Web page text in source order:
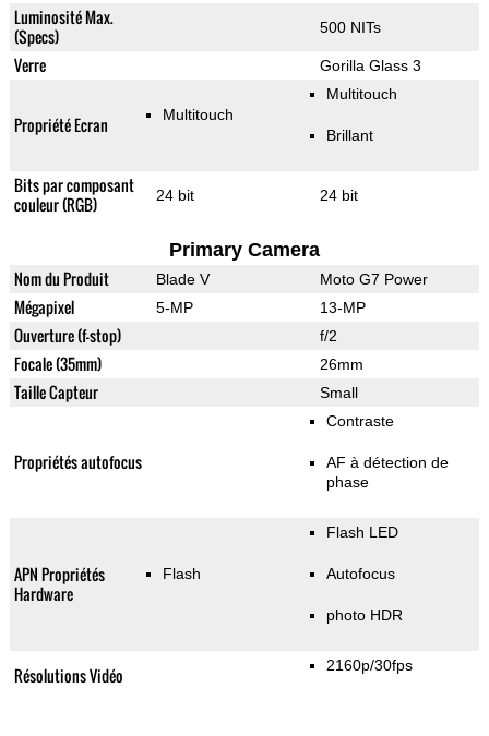
Luminosité Max.
(Specs)
500 NITs
Verre Gorilla Glass 3
Propriété Ecran Multitouch
Multitouch
Brillant
Bits par composant
couleur (RGB)
24 bit 24 bit
Primary Camera
Nom du Produit Blade V Moto G7 Power
Mégapixel 5-MP 13-MP
Ouverture (f-stop) f/2
Focale (35mm) 26mm
Taille Capteur Small
Propriétés autofocus
Contraste
AF à détection de
phase
APN Propriétés
Hardware
Flash
Flash LED
Autofocus
photo HDR
Résolutions Vidéo 2160p/30fps